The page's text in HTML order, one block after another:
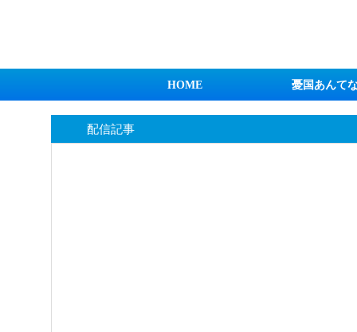
HOME 憂国あんて
配信記事